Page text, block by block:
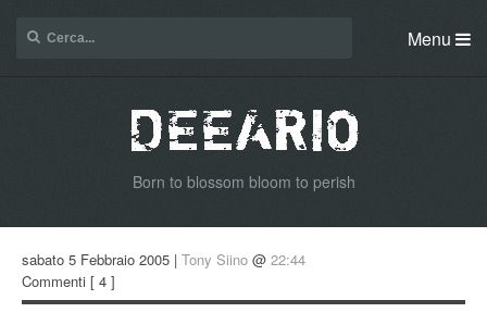
Menu
Born to blossom bloom to perish
sabato 5 Febbraio 2005 | Tony Siino @ 22:44
Commenti [ 4 ]